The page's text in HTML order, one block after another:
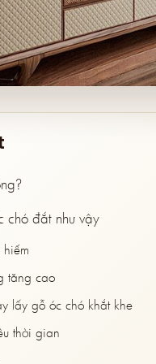
chó đắt như vậy
tăng cao
lấy gỗ óc chó khắt khe
thời gian